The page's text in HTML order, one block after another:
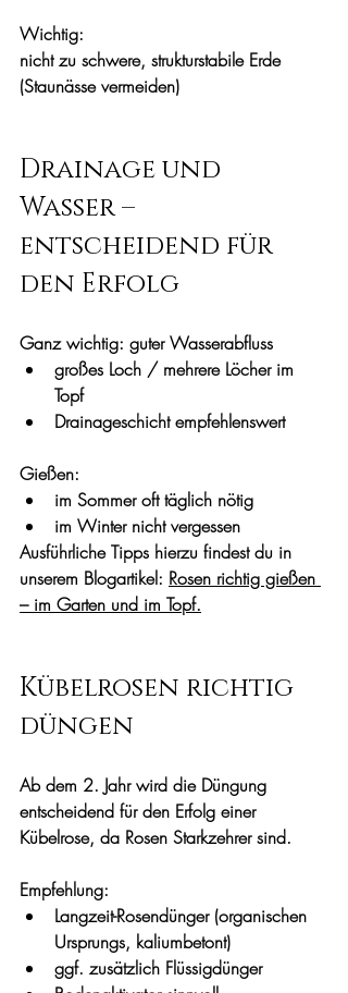
Wichtig:
nicht zu schwere, strukturstabile Erde
(Staunässe vermeiden)
Drainage und
Wasser –
entscheidend für
den Erfolg
Ganz wichtig: guter Wasserabfluss
großes Loch / mehrere Löcher im
Topf
Drainageschicht empfehlenswert
Gießen:
im Sommer oft täglich nötig
im Winter nicht vergessen
Ausführliche Tipps hierzu findest du in
unserem Blogartikel: Rosen richtig gießen
– im Garten und im Topf.
Kübelrosen richtig
düngen
Ab dem 2. Jahr wird die Düngung
entscheidend für den Erfolg einer
Kübelrose, da Rosen Starkzehrer sind.
Empfehlung:
Langzeit-Rosendünger (organischen
Ursprungs, kaliumbetont)
ggf. zusätzlich Flüssigdünger